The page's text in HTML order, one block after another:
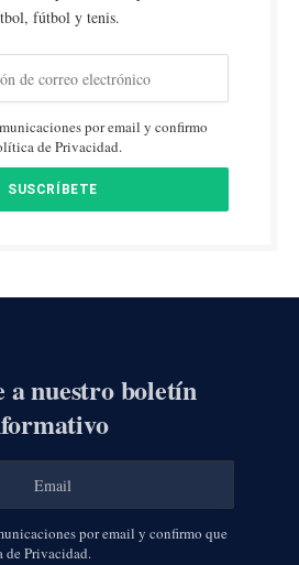
fútbol y tenis.
por email y confirmo
de Privacidad.
a nuestro boletín
por email y confirmo que
Privacidad.